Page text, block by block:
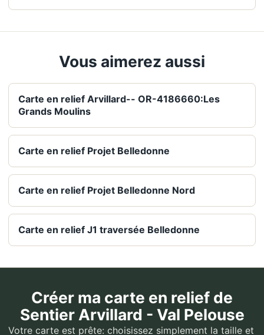
Vous aimerez aussi
Carte en relief Arvillard-- OR-4186660:Les
Grands Moulins
Carte en relief Projet Belledonne
Carte en relief Projet Belledonne Nord
Carte en relief J1 traversée Belledonne
Créer ma carte en relief de
Sentier Arvillard - Val Pelouse
Votre carte est prête: choisissez simplement la taille et